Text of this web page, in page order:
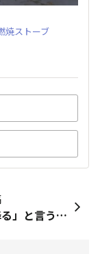
焼ストーブ
「雪が降る」と言う表現とは ほど遠く、「水平に雪が吹っ飛ぶ 暴風雪」の一昨日、『#自宅で庭キャン』も出来ないので『#車庫で焚き火』をしてみました。 先般、ロケットストーブで「ペレット燃料」を使ってみたら、火口から60㎝、ストーブ下端からだと約1ｍも火炎が上り、とても料理などには耐えられそうになかったので、いつもの様に「薪」でチャーハンに挑んでみました。 これについては特に問題となる様な事も無く、ちょっとお焦げは多くなったものの、いたって美味しくいただきました。 「例年に無い猛烈な寒波で、大量の積雪の日が続くでしょう」とマスコミ報道が続く中、自宅近辺の数㎞四方だけ積雪深がそれ程には至らなかったけれど「外遊び」にはきつく、ましてや「不要・不急の外出は控えてください。」とテレビや防災無線で連呼され続けられては外出もままならない「お籠の日々」が続いておりました。 チャーハンを作る傍ら、ガレージの窓を開け、雪景色を眺めて少しは『冬キャン』の気分を味わった事だし、さて、次はガレージで、テント泊・ハンモック泊かなぁ。 最後の画像は、車庫で「テントの試し張り」をした時の画像と、蚊帳付きハンモックではあるけれど、「やぶ蚊」が嫌で車庫に張ってみた時の画像です。 次回は、購入したまま まだデビューできていない、コット用「カンガルーテント用インナー(WAQ Astra CTインナー)」をデビューさせようと思います。 一応、フォールディングコットにインフレータブルマット(WAQ 8㎝)かクロードセル(THERMAREST Zライトソル)のマットを考えてますが、寒そうなら「湯たんぽ」も有りかな？